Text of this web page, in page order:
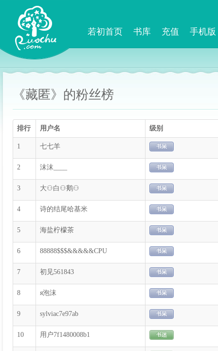
若初首页 书库 充值 手机版
《藏匿》的粉丝榜
排行 用户名 级别
1 七七羊
2 沫沫____
3 大⚇白⚇鹅⚇
4 诗的结尾哈基米
5 海盐柠檬茶
6 88888$$$&&&&&CPU
7 初见561843
8 я泡沫
9 sylviac7e97ab
10 用户7f1480008b1